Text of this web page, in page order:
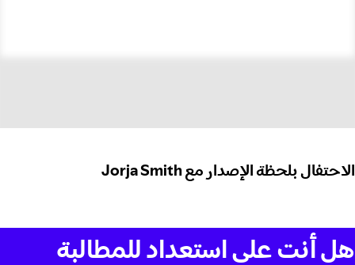
الاحتفال بلحظة الإصدار مع Jorja Smith
هل أنت على استعداد للمطالبة